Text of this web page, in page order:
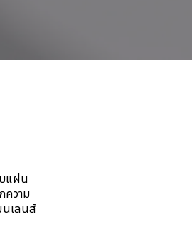
แผ่น
ความ
นเลนส์